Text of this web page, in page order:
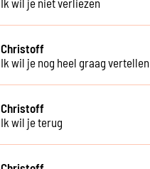
Christoff
Ik wil je nog heel graag vertellen
Christoff
Ik wil je terug